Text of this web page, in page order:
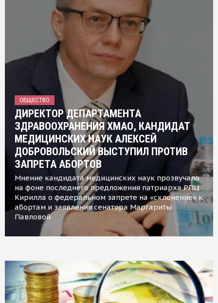
ОБЩЕСТВО
ДИРЕКТОР ДЕПАРТАМЕНТА
ЗДРАВООХРАНЕНИЯ ХМАО, КАНДИДАТ
МЕДИЦИНСКИХ НАУК АЛЕКСЕЙ
ДОБРОВОЛЬСКИЙ ВЫСТУПИЛ ПРОТИВ
ЗАПРЕТА АБОРТОВ
Мнение кандидата медицинских наук прозвучало
на фоне последнего предложения патриарха РПЦ
Кирилла о федеральном запрете на «склонение» к
абортам и заявления сенатора Маргариты
Павловой